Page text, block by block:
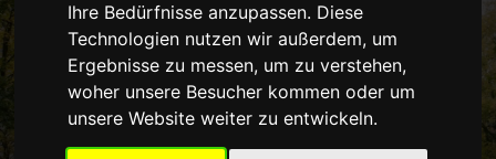
Ihre Bedürfnisse anzupassen. Diese
Technologien nutzen wir außerdem, um
Ergebnisse zu messen, um zu verstehen,
woher unsere Besucher kommen oder um
unsere Website weiter zu entwickeln.